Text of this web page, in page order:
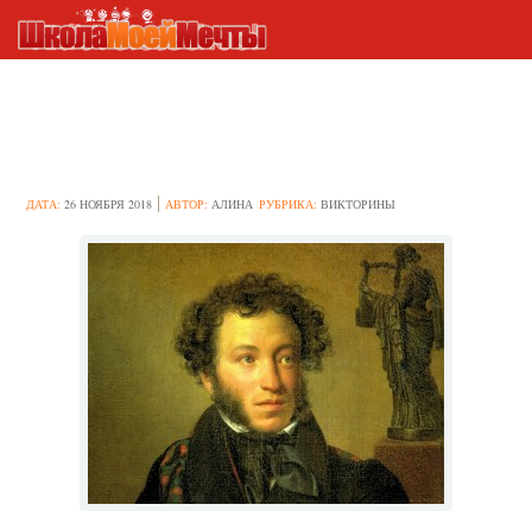
ДАТА:26 НОЯБРЯ 2018 АВТОР:АЛИНА РУБРИКА:ВИКТОРИНЫ